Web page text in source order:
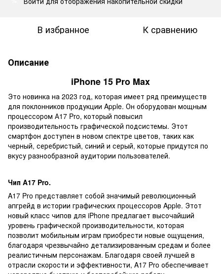
В избранное К сравнению
Описание
iPhone 15 Pro Max
Это новинка на 2023 год, которая имеет ряд преимуществ
для поклонников продукции Apple. Он оборудован мощным
процессором А17 Pro, который повысил
производительность графической подсистемы. Этот
смартфон доступен в новом спектре цветов, таких как
черный, серебристый, синий и серый, которые придутся по
вкусу разнообразной аудитории пользователей.
Чип A17 Pro.
A17 Pro представляет собой значимый революционный
апгрейд в истории графических процессоров Apple. Этот
новый класс чипов для iPhone предлагает высочайший
уровень графической производительности, которая
позволит мобильным играм приобрести новые ощущения,
благодаря чрезвычайно детализированным средам и более
реалистичным персонажам. Благодаря своей лучшей в
отрасли скорости и эффективности, A17 Pro обеспечивает